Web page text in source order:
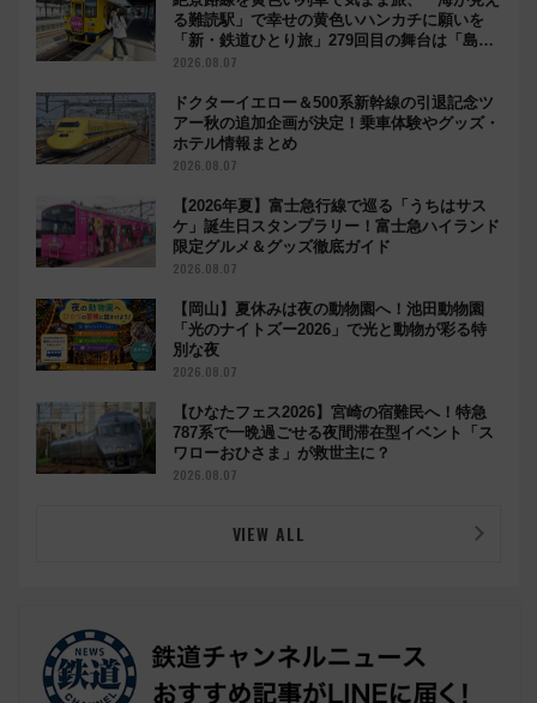
る難読駅」で幸せの黄色いハンカチに願いを
「新・鉄道ひとり旅」279回目の舞台は「島原
鉄道」
2026.08.07
ドクターイエロー＆500系新幹線の引退記念ツ
アー秋の追加企画が決定！乗車体験やグッズ・
ホテル情報まとめ
2026.08.07
【2026年夏】富士急行線で巡る「うちはサス
ケ」誕生日スタンプラリー！富士急ハイランド
限定グルメ＆グッズ徹底ガイド
2026.08.07
【岡山】夏休みは夜の動物園へ！池田動物園
「光のナイトズー2026」で光と動物が彩る特
別な夜
2026.08.07
【ひなたフェス2026】宮崎の宿難民へ！特急
787系で一晩過ごせる夜間滞在型イベント「ス
ワローおひさま」が救世主に？
2026.08.07
VIEW ALL